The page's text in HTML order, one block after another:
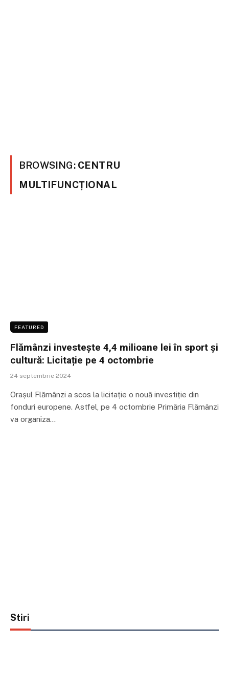
BROWSING: CENTRU
MULTIFUNCȚIONAL
FEATURED
Flămânzi investește 4,4 milioane lei în sport și
cultură: Licitație pe 4 octombrie
24 septembrie 2024
Orașul Flămânzi a scos la licitație o nouă investiție din
fonduri europene. Astfel, pe 4 octombrie Primăria Flămânzi
va organiza…
Stiri